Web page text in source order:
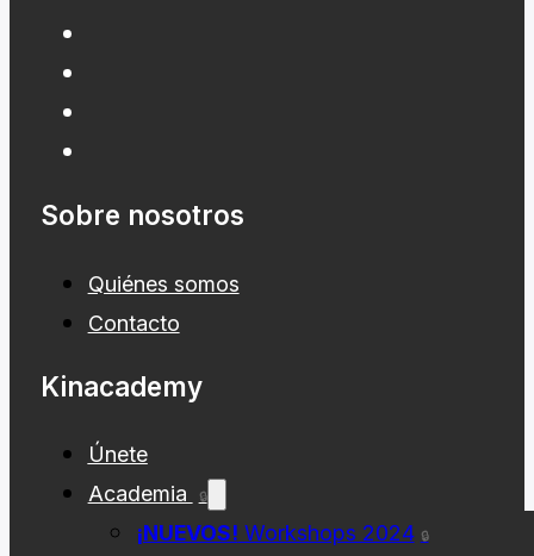
Sobre nosotros
Quiénes somos
Contacto
Kinacademy
Únete
Academia
🔒
¡NUEVOS! Workshops 2024 🔒